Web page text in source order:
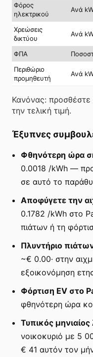
Φόρος
ηλεκτρικού
Ανά
Χρεώσεις
δικτύου
Ανά
ΦΠΑ
Περιθώριο
προμηθευτή
Ανά
Κανόνας: προσθέστε
την τελική τιμή.
Έξυπνες
Φθηνότερη ώρα
0.0018 /kWh —
σε αυτό το
Αποφύγετε την
0.1782 /kWh στο
πιάτων ή τη
Πλυντήριο
~€ 0.00· στην
εξοικονόμηση
Φόρτιση EV στο
φθηνότερη ώρα
Τυπικός
νοικοκυριό με 5
€ 41 αυτόν τον